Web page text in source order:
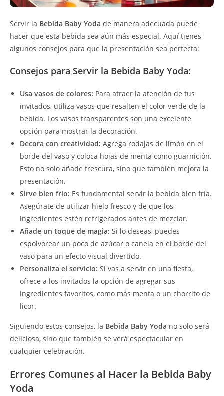
Servir la Bebida Baby Yoda de manera adecuada puede
hacer que esta bebida sea aún más especial. Aquí tienes
algunos consejos para que la presentación sea perfecta:
Consejos para Servir la Bebida Baby Yoda:
Usa vasos de colores: Para atraer la atención de tus
invitados, utiliza vasos que resalten el color verde de la
bebida. Los vasos transparentes son una excelente
opción para mostrar la decoración.
Decora con creatividad: Agrega rodajas de limón en el
borde del vaso y coloca hojas de menta como guarnición.
Esto no solo añade frescura, sino que también mejora la
presentación.
Sirve bien frío: Es fundamental servir la bebida bien fría.
Asegúrate de utilizar hielo fresco y de que los
ingredientes estén refrigerados antes de mezclar.
Añade un toque de magia: Si lo deseas, puedes
espolvorear un poco de azúcar o canela en el borde del
vaso para un efecto visual divertido.
Personaliza el servicio: Si vas a servir en una fiesta,
ofrece a los invitados la opción de agregar sus
ingredientes favoritos, como más menta o un chorrito de
licor.
Siguiendo estos consejos, la Bebida Baby Yoda no solo será
deliciosa, sino que también se verá espectacular en
cualquier celebración.
Errores Comunes al Hacer la Bebida Baby
Yoda